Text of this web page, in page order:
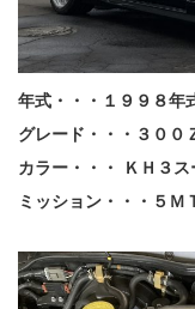
年式・・・１９９８年
グレード・・・３００
カラー・・・ ＫＨ３
ミッション・・・５Ｍ